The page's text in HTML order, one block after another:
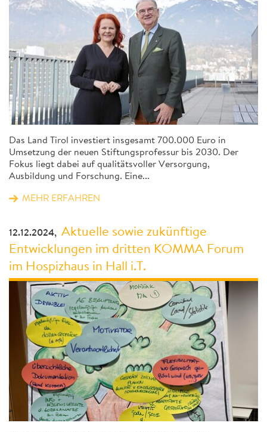
Das Land Tirol investiert insgesamt 700.000 Euro in
Umsetzung der neuen Stiftungsprofessur bis 2030. Der
Fokus liegt dabei auf qualitätsvoller Versorgung,
Ausbildung und Forschung. Eine...
MEHR ERFAHREN
12.12.2024, Aktuelle sowie zukünftige
Entwicklungen im dritten KOMMA Forum
im Hospizhaus in Hall i.T.